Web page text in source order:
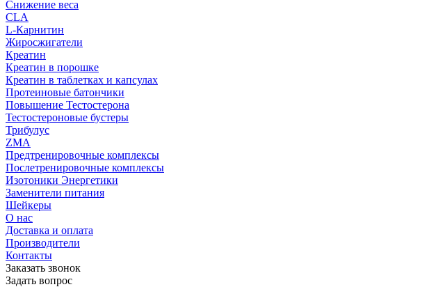
Снижение веса
CLA
L-Карнитин
Жиросжигатели
Креатин
Креатин в порошке
Креатин в таблетках и капсулах
Протеиновые батончики
Повышение Тестостерона
Тестостероновые бустеры
Трибулус
ZMA
Предтренировочные комплексы
Послетренировочные комплексы
Изотоники Энергетики
Заменители питания
Шейкеры
О нас
Доставка и оплата
Производители
Контакты
Заказать звонок
Задать вопрос